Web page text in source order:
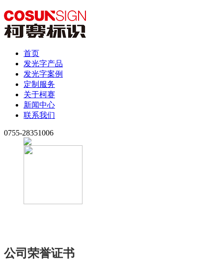
首页
发光字产品
发光字案例
定制服务
关于柯赛
新闻中心
联系我们
0755-28351006
公司荣誉证书